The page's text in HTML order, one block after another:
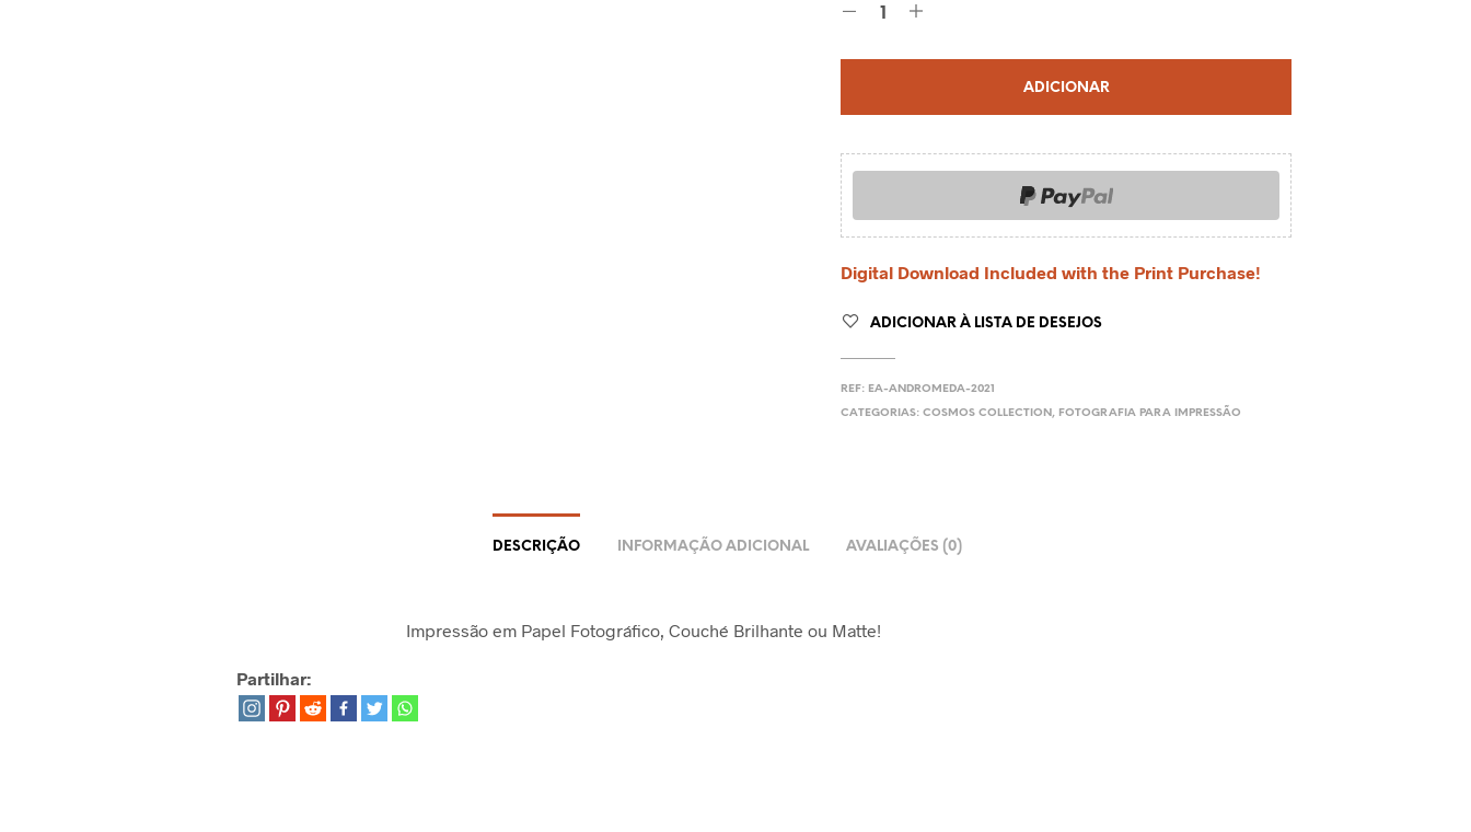
ADICIONAR
Digital Download Included with the Print Purchase!
ADICIONAR À LISTA DE DESEJOS
REF: EA-ANDROMEDA-2021
CATEGORIAS:COSMOS COLLECTION , FOTOGRAFIA PARA IMPRESSÃO
DESCRIÇÃO INFORMAÇÃO ADICIONAL AVALIAÇÕES (0)
Impressão em Papel Fotográfico, Couché Brilhante ou Matte!
Partilhar: